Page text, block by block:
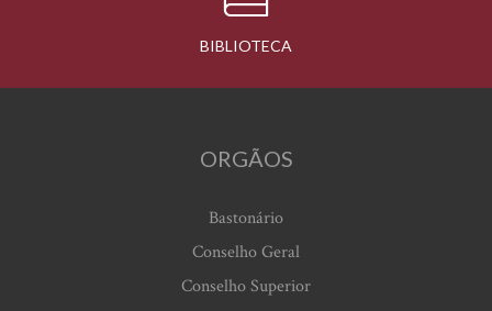
BIBLIOTECA
ORGÃOS
Bastonário
Conselho Geral
Conselho Superior